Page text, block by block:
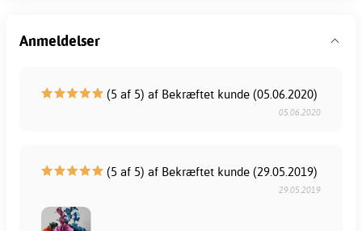
Anmeldelser
(5 af 5) af Bekræftet kunde (05.06.2020)
05.06.2020
(5 af 5) af Bekræftet kunde (29.05.2019)
29.05.2019